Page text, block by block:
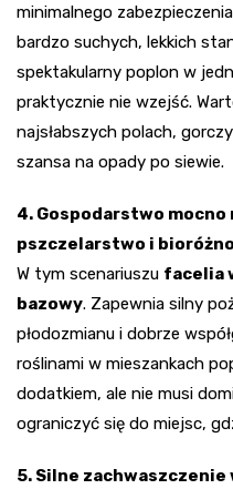
minimalnego
bardzo suchych, lekkich
spektakularny poplon w
praktycznie nie wzejść.
najsłabszych polach,
szansa na opady po siewie.
4. Gospodarstwo mocno
pszczelarstwo i
W tym scenariuszu facelia
bazowy. Zapewnia silny
płodozmianu i dobrze
roślinami w mieszankach
dodatkiem, ale nie musi
ograniczyć się do miejsc,
5. Silne